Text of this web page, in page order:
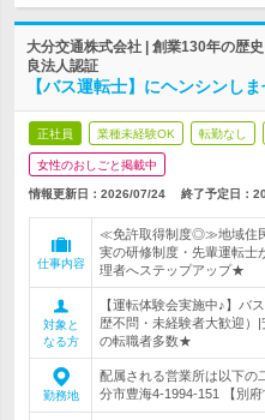
大分交通株式会社 | 創業130年の歴
良法人認証
【バス運転士】にヘンシンし
正社員 業種未経験OK 転勤なし
女性のおしごと掲載中
情報更新日：2026/07/24 終了予定日：
仕事内容
≪免許取得制度◎≫地域住
実の研修制度・先輩運転士
理者へステップアップ★
対象と
なる方
【運転体験会実施中♪】バ
歴不問・未経験者大歓迎）
の転職者多数★
勤務地
配属される営業所は以下の
分市豊海4-1994-151 【別府